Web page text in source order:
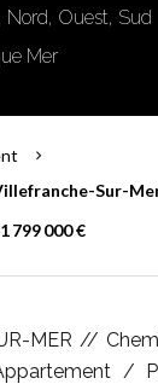
Nord, Ouest, Sud
Mer
Sur-
799 000 €
MER //
/